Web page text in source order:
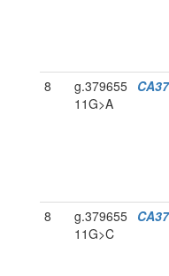
8
g.379655
11G>A
8
g.379655
11G>C